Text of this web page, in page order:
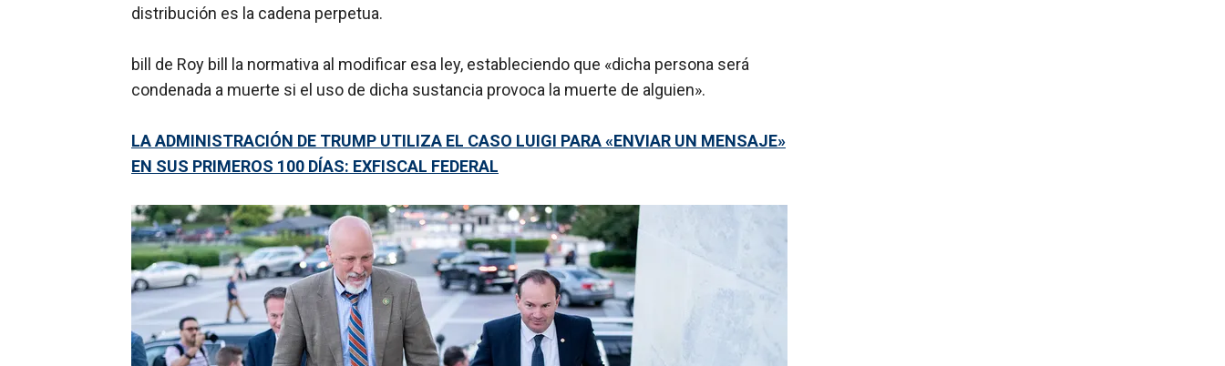
distribución es la cadena perpetua.
bill de Roy bill la normativa al modificar esa ley, estableciendo que «dicha persona será
condenada a muerte si el uso de dicha sustancia provoca la muerte de alguien».
LA ADMINISTRACIÓN DE TRUMP UTILIZA EL CASO LUIGI PARA «ENVIAR UN MENSAJE»
EN SUS PRIMEROS 100 DÍAS: EXFISCAL FEDERAL